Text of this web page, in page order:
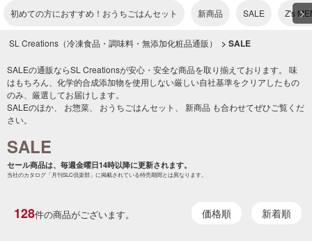
初めての方におすすめ！おうちごはんセット 新商品 SALE Z's >
SL Creations（冷凍食品・調味料・無添加化粧品通販） > SALE
SALEの通販ならSL Creationsが安心・安全な商品を取り揃えております。 味
はもちろん、化学的合成添加物を使用しない厳しい自社基準をクリアしたもの
のみ、厳選してお届けします。
SALEのほか、 お惣菜、 おうちごはんセット 、 新商品 も合わせてぜひご覧くだ
さい。
SALE
セール商品は、毎週金曜日14時以降に更新されます。
当社のカタログ「月刊SLC倶楽部」に掲載されている特売期間とは異なります。
128件の商品がございます。 価格順 新着順